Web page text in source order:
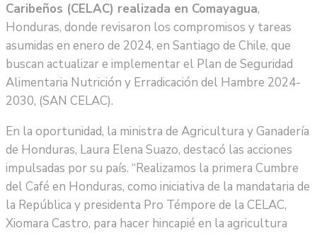
Caribeños (CELAC) realizada en Comayagua,
Honduras, donde revisaron los compromisos y tareas
asumidas en enero de 2024, en Santiago de Chile, que
buscan actualizar e implementar el Plan de Seguridad
Alimentaria Nutrición y Erradicación del Hambre 2024-
2030, (SAN CELAC).
En la oportunidad, la ministra de Agricultura y Ganadería
de Honduras, Laura Elena Suazo, destacó las acciones
impulsadas por su país. “Realizamos la primera Cumbre
del Café en Honduras, como iniciativa de la mandataria de
la República y presidenta Pro Témpore de la CELAC,
Xiomara Castro, para hacer hincapié en la agricultura